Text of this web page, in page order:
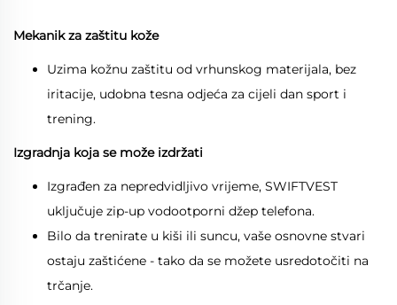
Mekanik za zaštitu kože
Uzima kožnu zaštitu od vrhunskog materijala, bez
iritacije, udobna tesna odjeća za cijeli dan sport i
trening.
Izgradnja koja se može izdržati
Izgrađen za nepredvidljivo vrijeme, SWIFTVEST
uključuje zip-up vodootporni džep telefona.
Bilo da trenirate u kiši ili suncu, vaše osnovne stvari
ostaju zaštićene - tako da se možete usredotočiti na
trčanje.